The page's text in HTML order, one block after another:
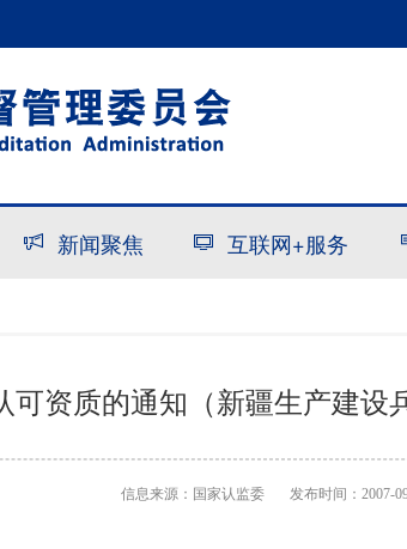
新闻聚焦 互联网+服务
可资质的通知（新疆生产建设
信息来源： 国家认监委发布时间：2007-